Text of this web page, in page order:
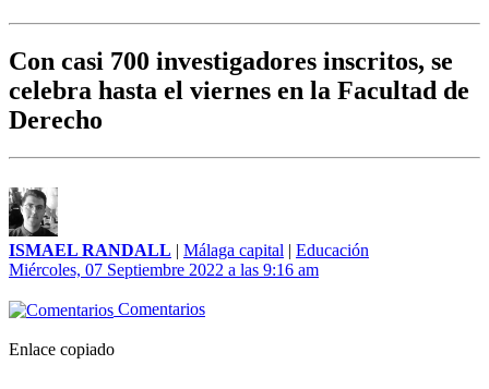
Con casi 700 investigadores inscritos, se
celebra hasta el viernes en la Facultad de
Derecho
ISMAEL RANDALL | Málaga capital | Educación
Miércoles, 07 Septiembre 2022 a las 9:16 am
Comentarios
Enlace copiado